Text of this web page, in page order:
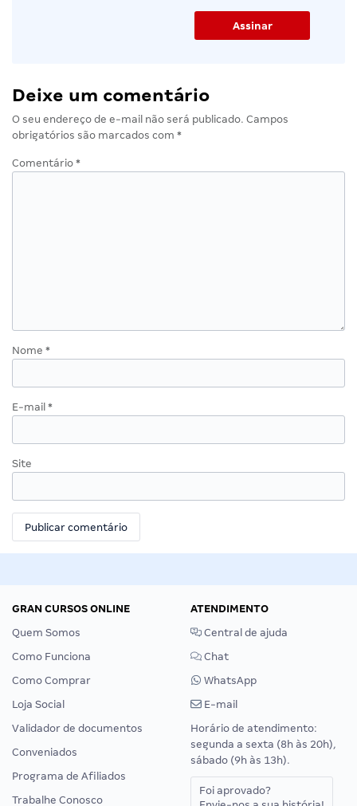
Deixe um comentário
O seu endereço de e-mail não será publicado. Campos
obrigatórios são marcados com *
Comentário *
Nome *
E-mail *
Site
GRAN CURSOS ONLINE
Quem Somos
Como Funciona
Como Comprar
Loja Social
Validador de documentos
Conveniados
Programa de Afiliados
Trabalhe Conosco
ATENDIMENTO
Central de ajuda
Chat
WhatsApp
E-mail
Horário de atendimento:
segunda a sexta (8h às 20h),
sábado (9h às 13h).
Foi aprovado?